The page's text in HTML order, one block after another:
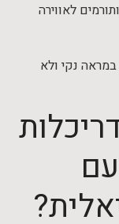
לאווירה
נקי ולא